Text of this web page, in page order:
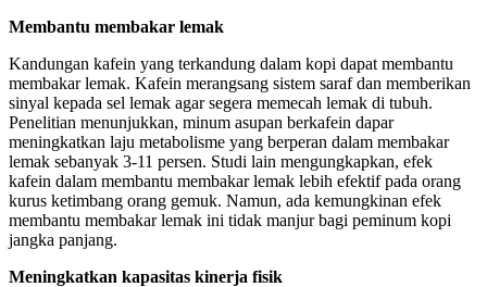
Membantu membakar lemak
Kandungan kafein yang terkandung dalam kopi dapat membantu
membakar lemak. Kafein merangsang sistem saraf dan memberikan
sinyal kepada sel lemak agar segera memecah lemak di tubuh.
Penelitian menunjukkan, minum asupan berkafein dapar
meningkatkan laju metabolisme yang berperan dalam membakar
lemak sebanyak 3-11 persen. Studi lain mengungkapkan, efek
kafein dalam membantu membakar lemak lebih efektif pada orang
kurus ketimbang orang gemuk. Namun, ada kemungkinan efek
membantu membakar lemak ini tidak manjur bagi peminum kopi
jangka panjang.
Meningkatkan kapasitas kinerja fisik